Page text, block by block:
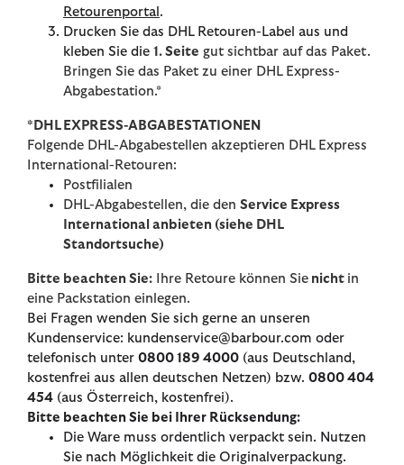
Retourenportal .
Drucken Sie das DHL Retouren-Label aus und
kleben Sie die 1. Seite gut sichtbar auf das Paket.
Bringen Sie das Paket zu einer DHL Express-
Abgabestation.*
*DHL EXPRESS-ABGABESTATIONEN
Folgende DHL-Abgabestellen akzeptieren DHL Express
International-Retouren:
Postfilialen
DHL-Abgabestellen, die den Service Express
International anbieten (siehe DHL
Standortsuche)
Bitte beachten Sie: Ihre Retoure können Sie nicht in
eine Packstation einlegen.
Bei Fragen wenden Sie sich gerne an unseren
Kundenservice: kundenservice@barbour.com oder
telefonisch unter 0800 189 4000 (aus Deutschland,
kostenfrei aus allen deutschen Netzen) bzw. 0800 404
454 (aus Österreich, kostenfrei).
Bitte beachten Sie bei Ihrer Rücksendung:
Die Ware muss ordentlich verpackt sein. Nutzen
Sie nach Möglichkeit die Originalverpackung.